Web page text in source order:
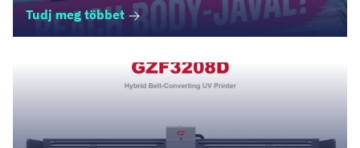
Tudj meg többet